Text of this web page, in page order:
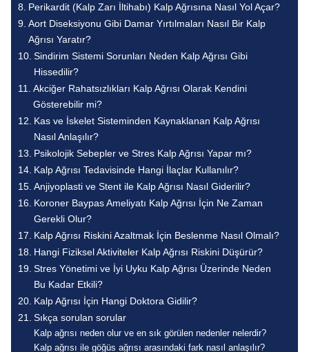
Perikardit (Kalp Zarı İltihabı) Kalp Ağrısına Nasıl Yol Açar?
Aort Diseksiyonu Gibi Damar Yırtılmaları Nasıl Bir Kalp
Ağrısı Yaratır?
Sindirim Sistemi Sorunları Neden Kalp Ağrısı Gibi
Hissedilir?
Akciğer Rahatsızlıkları Kalp Ağrısı Olarak Kendini
Gösterebilir mi?
Kas ve İskelet Sisteminden Kaynaklanan Kalp Ağrısı
Nasıl Anlaşılır?
Psikolojik Sebepler ve Stres Kalp Ağrısı Yapar mı?
Kalp Ağrısı Tedavisinde Hangi İlaçlar Kullanılır?
Anjiyoplasti ve Stent ile Kalp Ağrısı Nasıl Giderilir?
Koroner Baypas Ameliyatı Kalp Ağrısı İçin Ne Zaman
Gerekli Olur?
Kalp Ağrısı Riskini Azaltmak İçin Beslenme Nasıl Olmalı?
Hangi Fiziksel Aktiviteler Kalp Ağrısı Riskini Düşürür?
Stres Yönetimi ve İyi Uyku Kalp Ağrısı Üzerinde Neden
Bu Kadar Etkili?
Kalp Ağrısı İçin Hangi Doktora Gidilir?
Sıkça sorulan sorular
Kalp ağrısı neden olur ve en sık görülen nedenler nelerdir?
Kalp ağrısı ile göğüs ağrısı arasındaki fark nasıl anlaşılır?